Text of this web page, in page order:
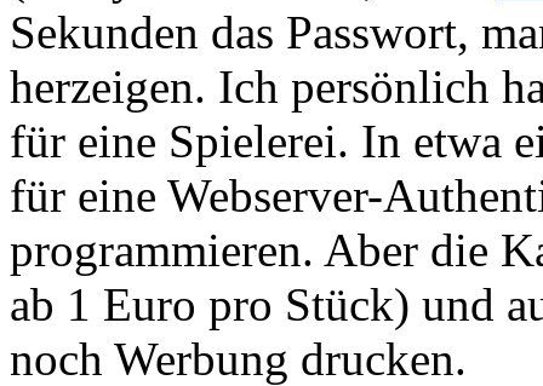
Sekunden das Passwort,
herzeigen. Ich persönlich
für eine Spielerei. In etwa
für eine Webserver-
programmieren. Aber die
ab 1 Euro pro Stück) und
noch Werbung drucken.